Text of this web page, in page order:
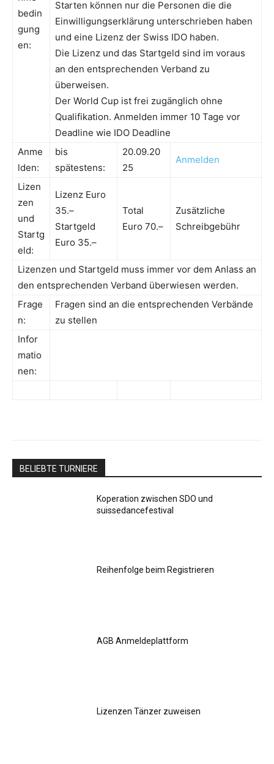
bedin
gung
en:
Starten können nur die Personen die die
Einwilligungserklärung unterschrieben haben
und eine Lizenz der Swiss IDO haben.
Die Lizenz und das Startgeld sind im voraus
an den entsprechenden Verband zu
überweisen.
Der World Cup ist frei zugänglich ohne
Qualifikation. Anmelden immer 10 Tage vor
Deadline wie IDO Deadline
Anme
lden:
bis
spätestens:
20.09.20
25
Anmelden
Lizen
zen
und
Startg
eld:
Lizenz Euro
35.–
Startgeld
Euro 35.–
Total
Euro 70.–
Zusätzliche
Schreibgebühr
Lizenzen und Startgeld muss immer vor dem Anlass an
den entsprechenden Verband überwiesen werden.
Frage
n:
Fragen sind an die entsprechenden Verbände
zu stellen
Infor
matio
nen:
BELIEBTE TURNIERE
Koperation zwischen SDO und
suissedancefestival
Reihenfolge beim Registrieren
AGB Anmeldeplattform
Lizenzen Tänzer zuweisen